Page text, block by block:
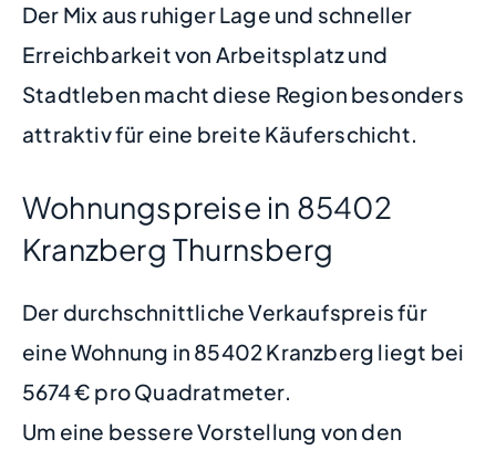
Der Mix aus ruhiger Lage und schneller
Erreichbarkeit von Arbeitsplatz und
Stadtleben macht diese Region besonders
attraktiv für eine breite Käuferschicht.
Wohnungspreise in 85402
Kranzberg Thurnsberg
Der durchschnittliche Verkaufspreis für
eine Wohnung in 85402 Kranzberg liegt bei
5674 € pro Quadratmeter.
Um eine bessere Vorstellung von den